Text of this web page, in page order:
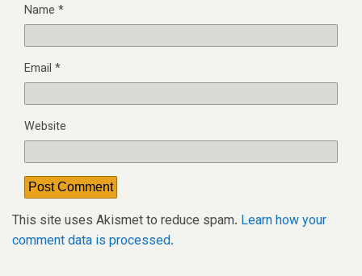
Name *
Email *
Website
This site uses Akismet to reduce spam. Learn how your
comment data is processed.